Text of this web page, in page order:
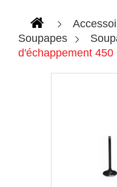
Soupapes
d'échappement